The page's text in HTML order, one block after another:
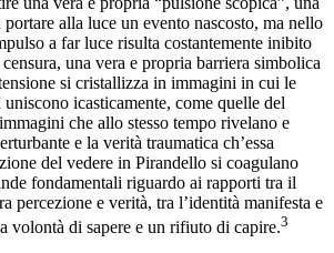
portare alla luce un evento nascosto, ma nello
a far luce risulta costantemente inibito
una vera e propria barriera simbolica
si cristallizza in immagini in cui le
icasticamente, come quelle del
immagini che allo stesso tempo rivelano e
e la verità traumatica ch’essa
del vedere in Pirandello si coagulano
fondamentali riguardo ai rapporti tra il
percezione e verità, tra l’identità manifesta e
volontà di sapere e un rifiuto di capire.3